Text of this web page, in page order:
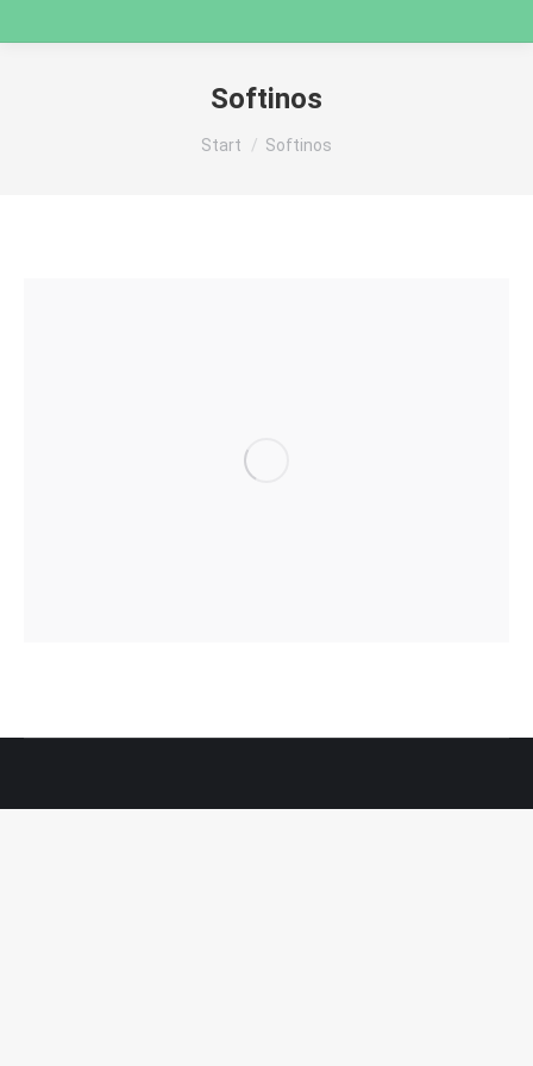
Softinos
Sie befinden sich hier:
Start Softinos